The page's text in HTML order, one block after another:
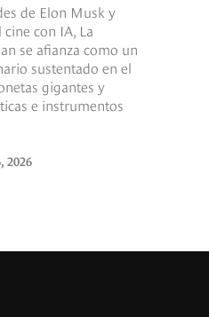
de Elon Musk y
con IA, La
se afianza como un
sustentado en el
gigantes y
e instrumentos
2026